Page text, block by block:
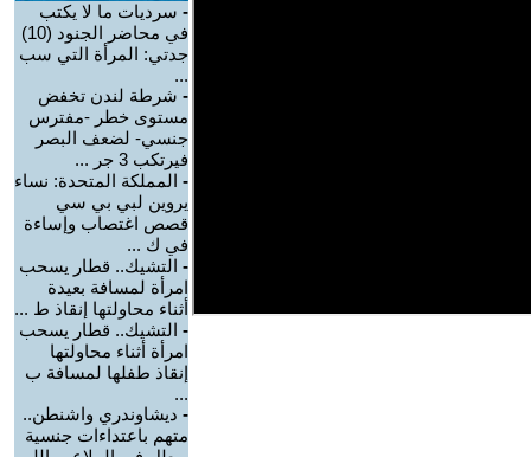
- سرديات ما لا يكتب
في محاضر الجنود (10)
جدتي: المرأة التي سب
...
- شرطة لندن تخفض
مستوى خطر -مفترس
جنسي- لضعف البصر
فيرتكب 3 جر ...
- المملكة المتحدة: نساء
يروين لبي بي سي
قصص اغتصاب وإساءة
في ك ...
- التشيك.. قطار يسحب
امرأة لمسافة بعيدة
أثناء محاولتها إنقاذ ط ...
- التشيك.. قطار يسحب
امرأة أثناء محاولتها
إنقاذ طفلها لمسافة ب
...
- ديشاوندري واشنطن..
متهم باعتداءات جنسية